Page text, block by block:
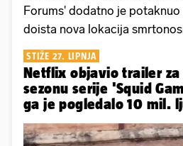
Forums' dodatno je potaknuo
doista nova lokacija
STIŽE 27. LIPNJA
Netflix objavio trailer za
sezonu serije 'Squid
ga je pogledalo 10 mil.